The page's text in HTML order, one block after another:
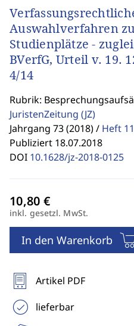
Auswahlverfahren
Studienplätze -
BVerfG, Urteil v. 19.
4/14
Rubrik:
JuristenZeitung (JZ)
Jahrgang 73 (2018) / Heft 11
Publiziert 18.07.2018
DOI 10.1628/jz-2018-0125
inkl. gesetzl. MwSt.
In den Warenkorb
Artikel PDF
lieferbar